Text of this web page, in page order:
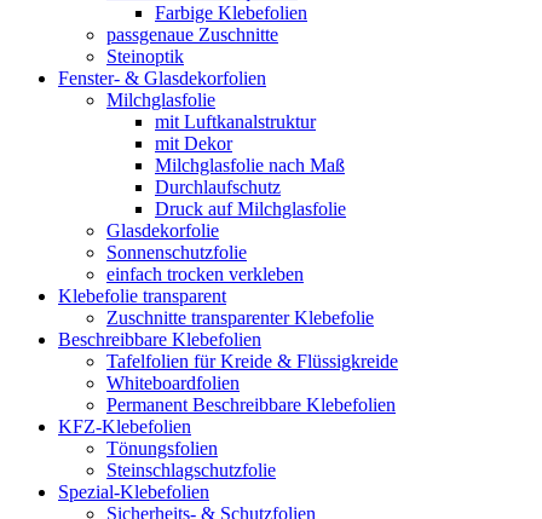
Farbige Klebefolien
passgenaue Zuschnitte
Steinoptik
Fenster- & Glasdekorfolien
Milchglasfolie
mit Luftkanalstruktur
mit Dekor
Milchglasfolie nach Maß
Durchlaufschutz
Druck auf Milchglasfolie
Glasdekorfolie
Sonnenschutzfolie
einfach trocken verkleben
Klebefolie transparent
Zuschnitte transparenter Klebefolie
Beschreibbare Klebefolien
Tafelfolien für Kreide & Flüssigkreide
Whiteboardfolien
Permanent Beschreibbare Klebefolien
KFZ-Klebefolien
Tönungsfolien
Steinschlagschutzfolie
Spezial-Klebefolien
Sicherheits- & Schutzfolien